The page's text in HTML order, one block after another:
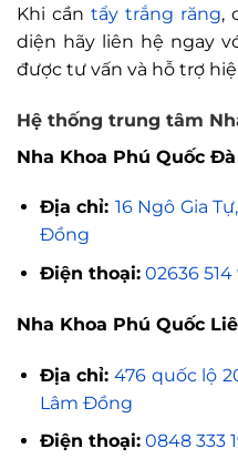
Khi cần tẩy trắng răng,
diện hãy liên hệ ngay
được tư vấn và hỗ trợ
Hệ thống trung tâm
Nha Khoa Phú Quốc
Địa chỉ: 16 Ngô Gia
Đồng
Điện thoại: 02636 514
Nha Khoa Phú Quốc
Địa chỉ: 476 quốc lộ
Lâm Đồng
Điện thoại: 0848 333